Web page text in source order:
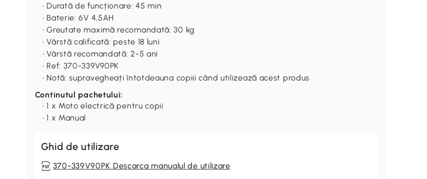
• Durată de funcționare: 45 min
• Baterie: 6V 4,5AH
• Greutate maximă recomandată: 30 kg
• Vârstă calificată: peste 18 luni
• Vârstă recomandată: 2-5 ani
• Ref: 370-339V90PK
• Notă: supravegheați întotdeauna copiii când utilizează acest produs
Continutul pachetului:
• 1 x Moto electrică pentru copii
• 1 x Manual
Ghid de utilizare
370-339V90PK Descarca manualul de utilizare